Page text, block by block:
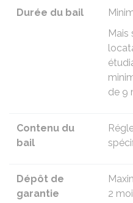
Durée du bail
Mais
de 9
Contenu du
bail
Dépôt de
garantie
2